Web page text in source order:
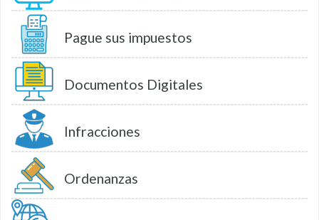
Pague sus impuestos
Documentos Digitales
Infracciones
Ordenanzas